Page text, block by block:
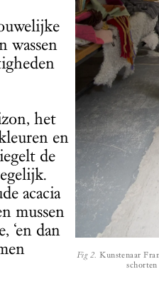
wassen
het
en
de
acacia
mussen
‘en dan
Fig 2. Kunstenaar